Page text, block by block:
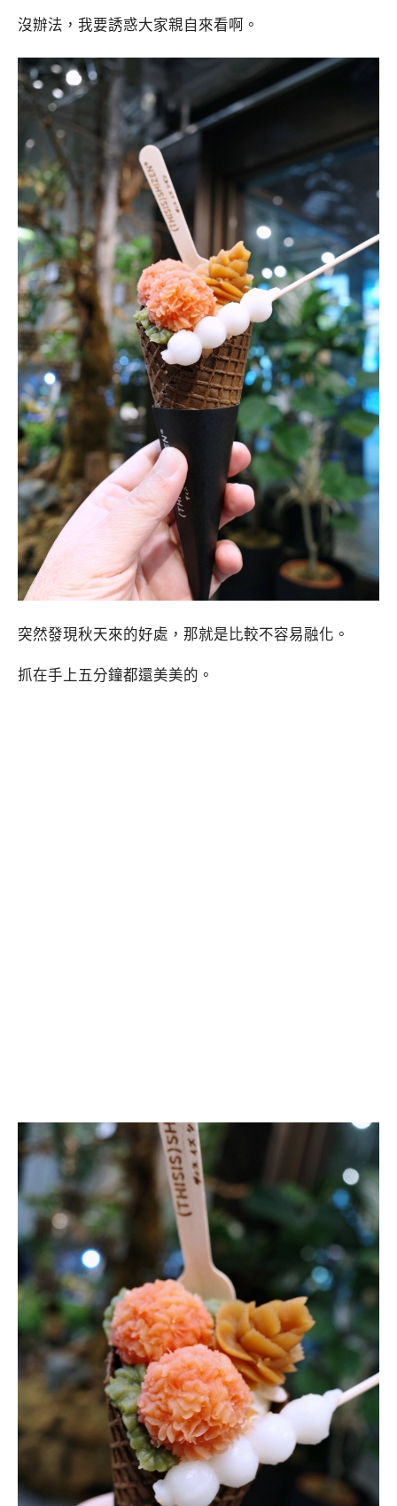
沒辦法，我要誘惑大家親自來看啊。
突然發現秋天來的好處，那就是比較不容易融化。
抓在手上五分鐘都還美美的。